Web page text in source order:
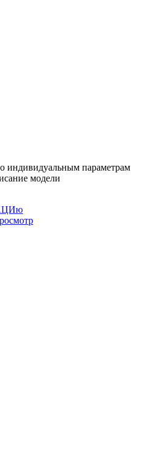
индивидуальным параметрам
модели